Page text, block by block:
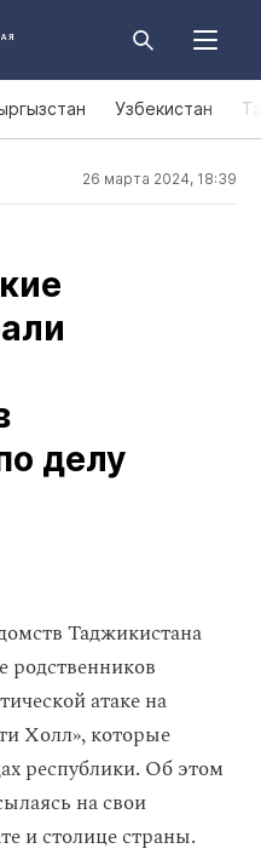
Узбекистан
26 марта 2024, 18:39
делу
Таджикистана
родственников
атаке на
Холл», которые
республики. Об этом
на свои
и столице страны.